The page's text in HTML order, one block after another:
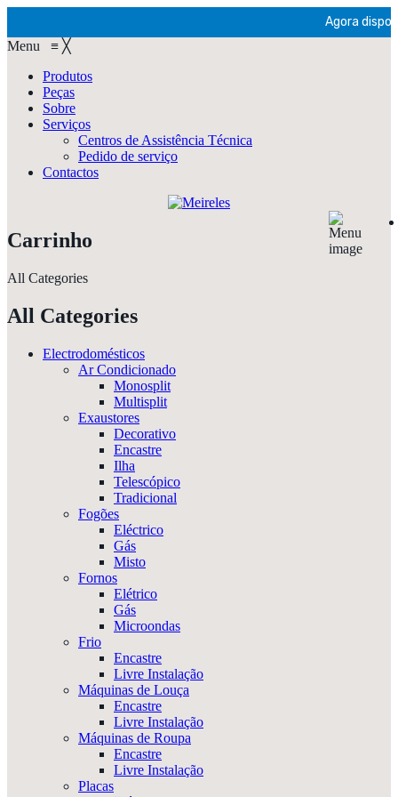
Agora
Menu ≡ ╳
Produtos
Peças
Sobre
Serviços
Centros de Assistência Técnica
Pedido de serviço
Contactos
Carrinho
All Categories
All Categories
Electrodomésticos
Ar Condicionado
Monosplit
Multisplit
Exaustores
Decorativo
Encastre
Ilha
Telescópico
Tradicional
Fogões
Eléctrico
Gás
Misto
Fornos
Elétrico
Gás
Microondas
Frio
Encastre
Livre Instalação
Máquinas de Louça
Encastre
Livre Instalação
Máquinas de Roupa
Encastre
Livre Instalação
Placas